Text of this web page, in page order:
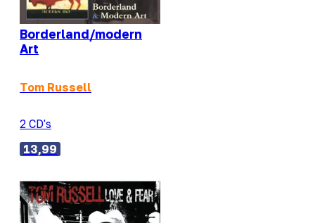
Borderland/modern
Art
Tom Russell
2 CD's
13,99